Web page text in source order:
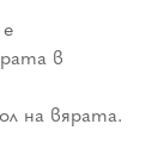
в
на вярата.